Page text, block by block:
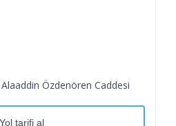
Özdenören Caddesi
Yol tarifi al